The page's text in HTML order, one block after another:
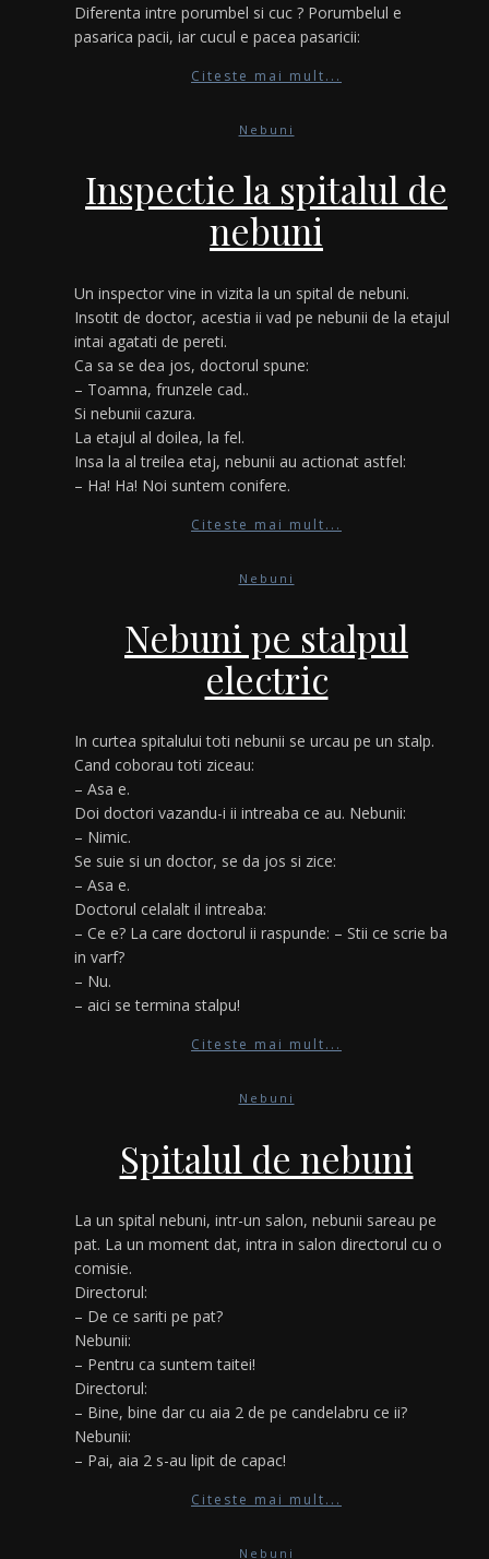
Diferenta intre porumbel si cuc ? Porumbelul e
pasarica pacii, iar cucul e pacea pasaricii:
Citeste mai mult...
Nebuni
Inspectie la spitalul de
nebuni
Un inspector vine in vizita la un spital de nebuni.
Insotit de doctor, acestia ii vad pe nebunii de la etajul
intai agatati de pereti.
Ca sa se dea jos, doctorul spune:
– Toamna, frunzele cad..
Si nebunii cazura.
La etajul al doilea, la fel.
Insa la al treilea etaj, nebunii au actionat astfel:
– Ha! Ha! Noi suntem conifere.
Citeste mai mult...
Nebuni
Nebuni pe stalpul
electric
In curtea spitalului toti nebunii se urcau pe un stalp.
Cand coborau toti ziceau:
– Asa e.
Doi doctori vazandu-i ii intreaba ce au. Nebunii:
– Nimic.
Se suie si un doctor, se da jos si zice:
– Asa e.
Doctorul celalalt il intreaba:
– Ce e? La care doctorul ii raspunde: – Stii ce scrie ba
in varf?
– Nu.
– aici se termina stalpu!
Citeste mai mult...
Nebuni
Spitalul de nebuni
La un spital nebuni, intr-un salon, nebunii sareau pe
pat. La un moment dat, intra in salon directorul cu o
comisie.
Directorul:
– De ce sariti pe pat?
Nebunii:
– Pentru ca suntem taitei!
Directorul:
– Bine, bine dar cu aia 2 de pe candelabru ce ii?
Nebunii:
– Pai, aia 2 s-au lipit de capac!
Citeste mai mult...
Nebuni